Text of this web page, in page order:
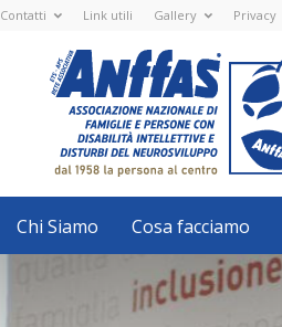
Contatti Link utili Gallery Privacy
Nazionale
ETS
-
APS
Associazione
Nazionale
di
Famiglie
e
con
disabilità
intellettive
neurosviluppo
Chi Siamo Cosa facciamo